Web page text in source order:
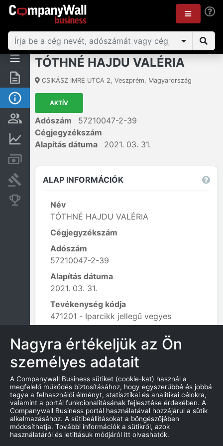
Összegzés
Alap információk
Személyek és tulajdonjog
Pénzügyi információk
Bírósági eljárások
Konkurens cégek
TÓTHNÉ HAJDU VALÉRIA
CSIKÁSZ IMRE UTCA 2, Veszprém, Magyarország
AKTÍV
Adószám
57210047-2-39
Cégjegyzékszám
Alapítás dátuma
2021. 03. 31.
ALAP INFORMÁCIÓK
Név
TÓTHNÉ HAJDU VALÉRIA
Cégjegyzékszám
Adószám
57210047-2-39
Alapítás dátuma
2021. 03. 31.
Tevékenység kódja
471201 - Iparcikk jellegű vegyes
kiskereskedelem m.n.s.;
© OpenStreetMap contributors
KAPCSOLATOK
TEL
304534446
E-MAIL
info@sportkartyabolt.hu
Nagyra értékeljük az Ön
személyes adatait
A Companywall Business sütiket (cookie-kat) használ a
megfelelő működés biztosításához, hogy egyszerűbbé és jobbá
tegye a felhasználói élményt, statisztikai és analitikai célokra,
valamint a portál funkcionalitásának fejlesztése érdekében. A
Companywall Business portál használatával hozzájárul a sütik
alkalmazásához. A sütibeállításokat a böngészőjében
módosíthatja. További információk a sütikről, azok
használatáról és letiltásuk módjáról itt olvashatók.